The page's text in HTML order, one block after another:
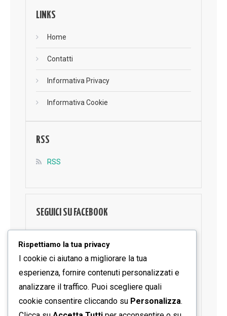
LINKS
Home
Contatti
Informativa Privacy
Informativa Cookie
RSS
RSS
SEGUICI SU FACEBOOK
Rispettiamo la tua privacy
I cookie ci aiutano a migliorare la tua
esperienza, fornire contenuti personalizzati e
analizzare il traffico. Puoi scegliere quali
cookie consentire cliccando su Personalizza.